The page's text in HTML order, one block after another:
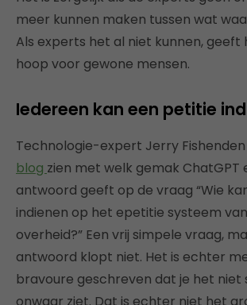
meer kunnen maken tussen wat
Als experts het al niet kunnen, geeft
hoop voor gewone mensen.
Iedereen kan een petitie
Technologie-expert Jerry
blog zien met welk gemak ChatGPT
antwoord geeft op de vraag “Wie
indienen op het epetitie systeem
overheid?” Een vrij simpele vraag,
antwoord klopt niet. Het is echter
bravoure geschreven dat je het niet